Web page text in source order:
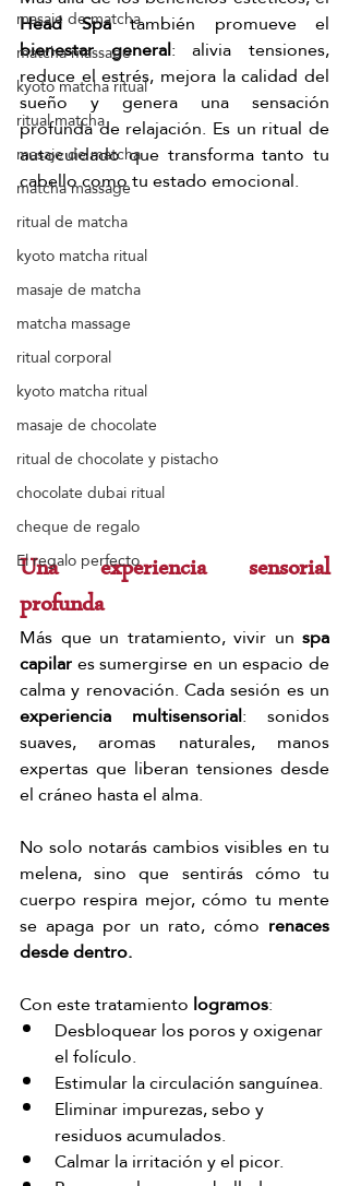
masaje de matcha
matcha massage
kyoto matcha ritual
ritual matcha
masaje de matcha
matcha massage
ritual de matcha
kyoto matcha ritual
masaje de matcha
matcha massage
ritual corporal
kyoto matcha ritual
masaje de chocolate
ritual de chocolate y pistacho
chocolate dubai ritual
cheque de regalo
El regalo perfecto
Head Spa
bienestar general: alivia tensiones,
reduce el estrés, mejora la calidad del
sueño y genera una sensación
profunda de relajación. Es un ritual de
autocuidado que transforma tanto tu
cabello como tu estado emocional.
Una experiencia sensorial
profunda
Más que un tratamiento, vivir un spa
capilar es sumergirse en un espacio de
experiencia multisensorial: sonidos
suaves, aromas naturales, manos
expertas que liberan tensiones desde
el cráneo hasta el alma.
No solo notarás cambios visibles en tu
melena, sino que sentirás cómo tu
cuerpo respira mejor, cómo tu mente
se apaga por un rato, cómo renaces
desde dentro.
Con este tratamiento logramos:
Desbloquear los poros y oxigenar
el folículo.
Estimular la circulación sanguínea.
Eliminar impurezas, sebo y
residuos acumulados.
Calmar la irritación y el picor.